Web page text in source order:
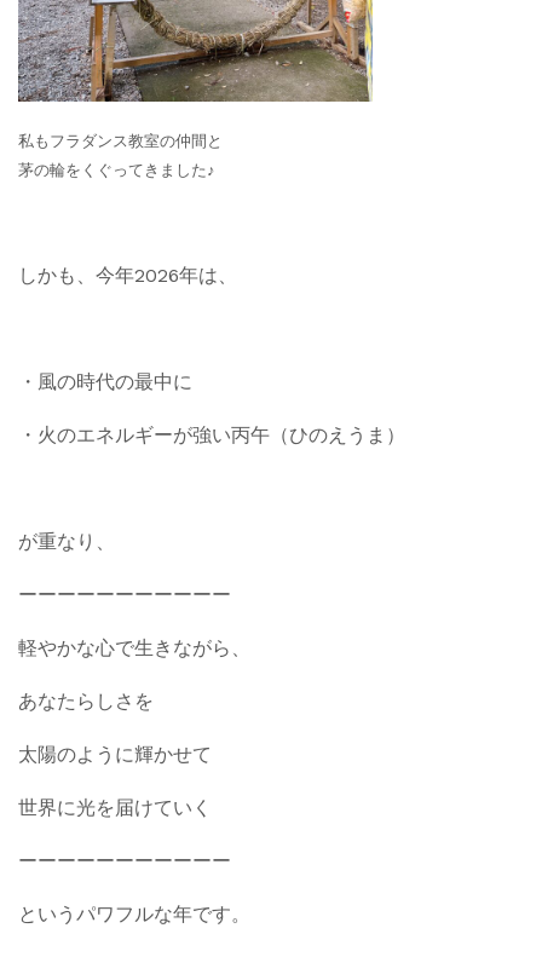
私もフラダンス教室の仲間と
茅の輪をくぐってきました♪
しかも、今年2026年は、
・風の時代の最中に
・火のエネルギーが強い丙午（ひのえうま）
が重なり、
ーーーーーーーーーーー
軽やかな心で生きながら、
あなたらしさを
太陽のように輝かせて
世界に光を届けていく
ーーーーーーーーーーー
というパワフルな年です。